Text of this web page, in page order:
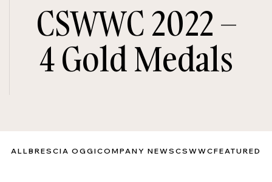
CSWWC 2022 –
4 Gold Medals
ALLBRESCIA OGGICOMPANY NEWS CSWWCFEATURED